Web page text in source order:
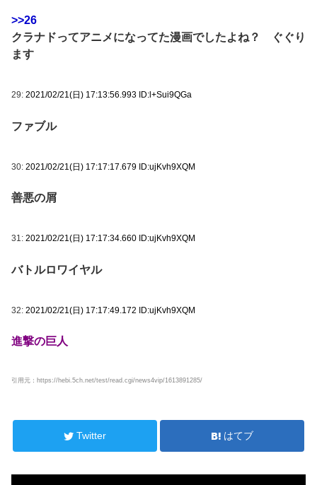
>>26
クラナドってアニメになってた漫画でしたよね？ ぐぐり
ます
29: 2021/02/21(日) 17:13:56.993 ID:l+Sui9QGa
ファブル
30: 2021/02/21(日) 17:17:17.679 ID:ujKvh9XQM
善悪の屑
31: 2021/02/21(日) 17:17:34.660 ID:ujKvh9XQM
バトルロワイヤル
32: 2021/02/21(日) 17:17:49.172 ID:ujKvh9XQM
進撃の巨人
引用元：https://hebi.5ch.net/test/read.cgi/news4vip/1613891285/
Twitter はてブ